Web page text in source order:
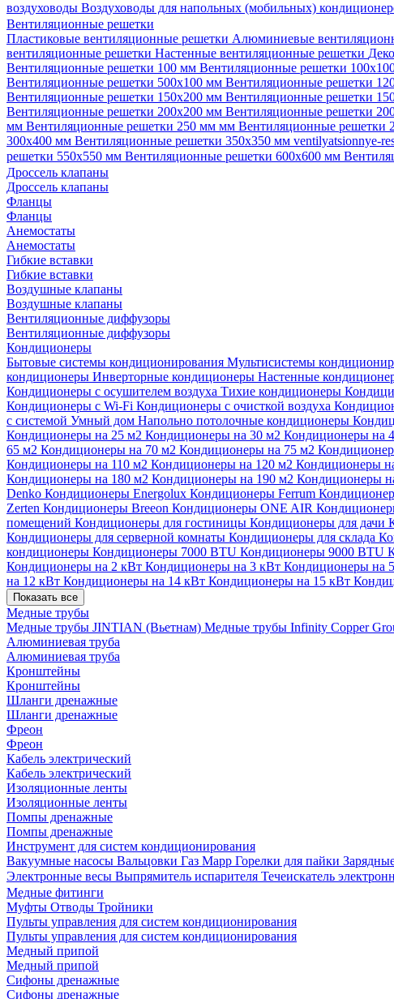
воздуховоды Воздуховоды для напольных (мобильных)
Вентиляционные решетки
Пластиковые вентиляционные решетки Алюминиевые
вентиляционные решетки Настенные вентиляционные решетки
Вентиляционные решетки 100 мм Вентиляционные решетки
Вентиляционные решетки 500х100 мм Вентиляционные решетки
Вентиляционные решетки 150х200 мм Вентиляционные решетки
Вентиляционные решетки 200х200 мм Вентиляционные решетки
мм Вентиляционные решетки 250 мм мм Вентиляционные решетки
300х400 мм Вентиляционные решетки 350х350 мм ventilyatsionnye-
решетки 550х550 мм Вентиляционные решетки 600х600 мм
Дроссель клапаны
Дроссель клапаны
Фланцы
Фланцы
Анемостаты
Анемостаты
Гибкие вставки
Гибкие вставки
Воздушные клапаны
Воздушные клапаны
Вентиляционные диффузоры
Вентиляционные диффузоры
Кондиционеры
Бытовые системы кондиционирования Мультисистемы
кондиционеры Инверторные кондиционеры Настенные
Кондиционеры с осушителем воздуха Тихие кондиционеры
Кондиционеры с Wi-Fi Кондиционеры с очисткой воздуха
с системой Умный дом Напольно потолочные кондиционеры
Кондиционеры на 25 м2 Кондиционеры на 30 м2 Кондиционеры на
65 м2 Кондиционеры на 70 м2 Кондиционеры на 75 м2
Кондиционеры на 110 м2 Кондиционеры на 120 м2 Кондиционеры
Кондиционеры на 180 м2 Кондиционеры на 190 м2 Кондиционеры
Denko Кондиционеры Energolux Кондиционеры Ferrum
Zerten Кондиционеры Breeon Кондиционеры ONE AIR
помещений Кондиционеры для гостиницы Кондиционеры для дачи
Кондиционеры для серверной комнаты Кондиционеры для склада
кондиционеры Кондиционеры 7000 BTU Кондиционеры 9000 BTU
Кондиционеры на 2 кВт Кондиционеры на 3 кВт Кондиционеры на
на 12 кВт Кондиционеры на 14 кВт Кондиционеры на 15 кВт
Показать все
Медные трубы
Медные трубы JINTIAN (Вьетнам) Медные трубы Infinity Copper
Алюминиевая труба
Алюминиевая труба
Кронштейны
Кронштейны
Шланги дренажные
Шланги дренажные
Фреон
Фреон
Кабель электрический
Кабель электрический
Изоляционные ленты
Изоляционные ленты
Помпы дренажные
Помпы дренажные
Инструмент для систем кондиционирования
Вакуумные насосы Вальцовки Газ Mapp Горелки для пайки
Электронные весы Выпрямитель испарителя Течеискатель
Медные фитинги
Муфты Отводы Тройники
Пульты управления для систем кондиционирования
Пульты управления для систем кондиционирования
Медный припой
Медный припой
Сифоны дренажные
Сифоны дренажные